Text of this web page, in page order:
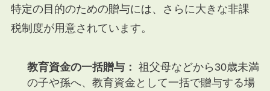
特定の目的のための贈与には、さらに大きな非課
税制度が用意されています。
教育資金の一括贈与： 祖父母などから30歳未満
の子や孫へ、教育資金として一括で贈与する場